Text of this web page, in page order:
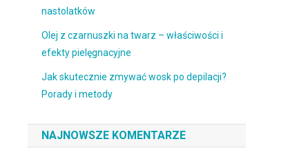
nastolatków
Olej z czarnuszki na twarz – właściwości i
efekty pielęgnacyjne
Jak skutecznie zmywać wosk po depilacji?
Porady i metody
NAJNOWSZE KOMENTARZE